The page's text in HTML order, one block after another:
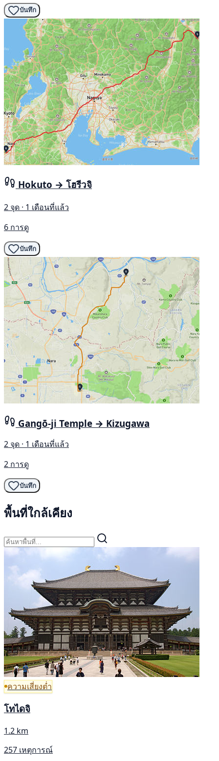
บันทึก
Hokuto → โฮรีวจิ
2 จุด · 1 เดือนที่แล้ว
6 การดู
บันทึก
Gangō-ji Temple → Kizugawa
2 จุด · 1 เดือนที่แล้ว
2 การดู
บันทึก
พื้นที่ใกล้เคียง
ความเสี่ยงต่ำ
โทไดจิ
1.2 km
257 เหตุการณ์